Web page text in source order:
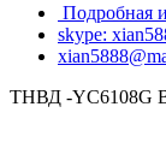
Подробная
skype:
ТНВД -YC6108G